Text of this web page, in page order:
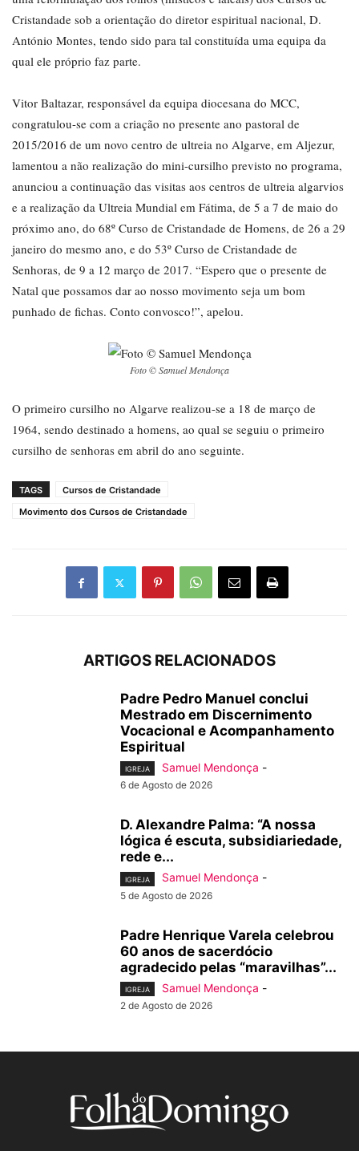
Cristandade sob a orientação do diretor espiritual nacional, D.
António Montes, tendo sido para tal constituída uma equipa da
qual ele próprio faz parte.
Vitor Baltazar, responsável da equipa diocesana do MCC,
congratulou-se com a criação no presente ano pastoral de
2015/2016 de um novo centro de ultreia no Algarve, em Aljezur,
lamentou a não realização do mini-cursilho previsto no programa,
anunciou a continuação das visitas aos centros de ultreia algarvios
e a realização da Ultreia Mundial em Fátima, de 5 a 7 de maio do
próximo ano, do 68º Curso de Cristandade de Homens, de 26 a 29
janeiro do mesmo ano, e do 53º Curso de Cristandade de
Senhoras, de 9 a 12 março de 2017. “Espero que o presente de
Natal que possamos dar ao nosso movimento seja um bom
punhado de fichas. Conto convosco!”, apelou.
Foto © Samuel Mendonça
O primeiro cursilho no Algarve realizou-se a 18 de março de
1964, sendo destinado a homens, ao qual se seguiu o primeiro
cursilho de senhoras em abril do ano seguinte.
TAGS
Cursos de Cristandade
Movimento dos Cursos de Cristandade
ARTIGOS RELACIONADOS
Padre Pedro Manuel conclui
Mestrado em Discernimento
Vocacional e Acompanhamento
Espiritual
IGREJA Samuel Mendonça -
6 de Agosto de 2026
D. Alexandre Palma: “A nossa
lógica é escuta, subsidiariedade,
rede e...
IGREJA Samuel Mendonça -
5 de Agosto de 2026
Padre Henrique Varela celebrou
60 anos de sacerdócio
agradecido pelas “maravilhas”...
IGREJA Samuel Mendonça -
2 de Agosto de 2026